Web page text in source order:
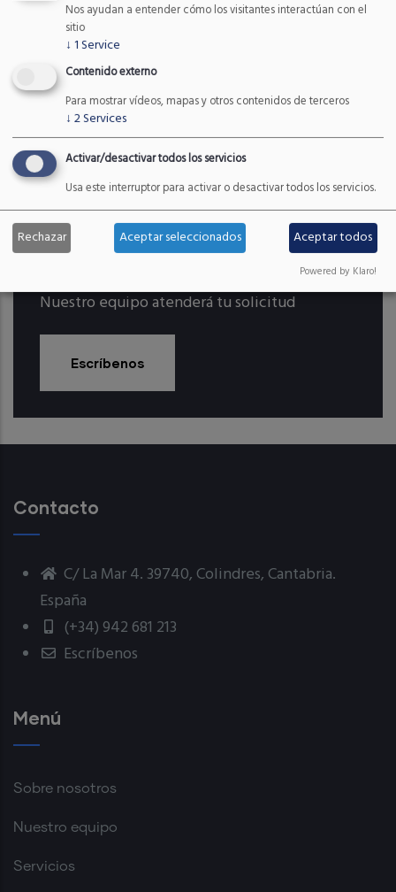
Consultoría Tecnológica radar
camera traps cordillera Cantábrica
Especies y Hábitats
Nuestro equipo atenderá tu solicitud
Escríbenos
Contacto
C/ La Mar 4. 39740, Colindres, Cantabria.
España
(+34) 942 681 213
Escríbenos
Menú
Sobre nosotros
Nuestro equipo
Servicios
Nos ayudan a entender cómo los visitantes interactúan con el
sitio
↓ 1 Service
Contenido externo
Para mostrar vídeos, mapas y otros contenidos de terceros
↓ 2Services
Activar/desactivar todos los servicios
Usa este interruptor para activar o desactivar todos los servicios.
Rechazar Aceptar seleccionados Aceptar todos
Powered by Klaro!